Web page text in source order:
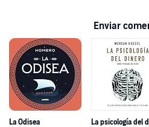
Enviar
La Odisea